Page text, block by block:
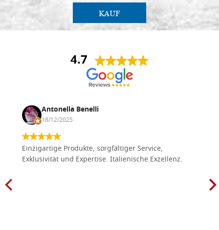
KAUF
4.7
Antonella Benelli
18/12/2025
Einzigartige Produkte, sorgfältiger Service,
Exklusivität und Expertise. Italienische Exzellenz.